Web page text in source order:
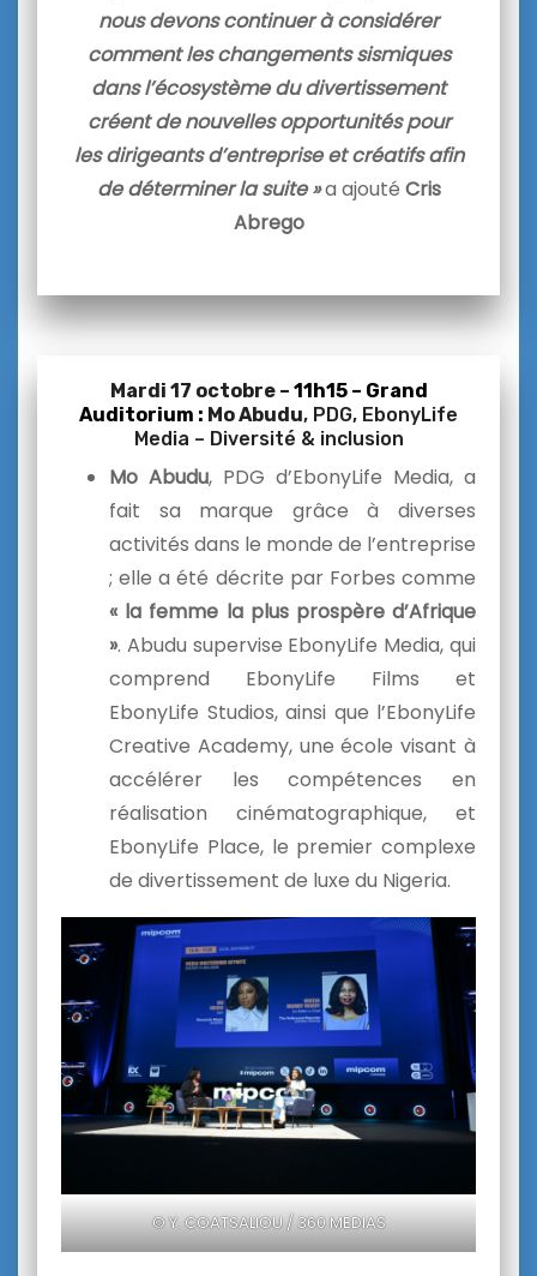
nous devons continuer à considérer
comment les changements sismiques
dans l’écosystème du divertissement
créent de nouvelles opportunités pour
les dirigeants d’entreprise et créatifs afin
de déterminer la suite »a ajouté Cris
Abrego
Mardi 17 octobre – 11h15 – Grand
Auditorium : Mo Abudu, PDG, EbonyLife
Media – Diversité & inclusion
Mo Abudu, PDG d’EbonyLife Media, a
fait sa marque grâce à diverses
activités dans le monde de l’entreprise
; elle a été décrite par Forbes comme
« la femme la plus prospère d’Afrique
». Abudu supervise EbonyLife Media, qui
comprend EbonyLife Films et
EbonyLife Studios, ainsi que l’EbonyLife
Creative Academy, une école visant à
accélérer les compétences en
réalisation cinématographique, et
EbonyLife Place, le premier complexe
de divertissement de luxe du Nigeria.
© Y. COATSALIOU / 360 MEDIAS